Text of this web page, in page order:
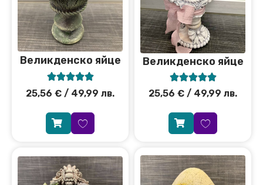
Великденско яйце

25,56 € / 49,99 лв.
Великденско яйце

25,56 € / 49,99 лв.